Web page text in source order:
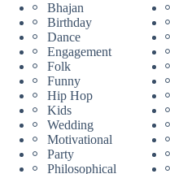
Bhajan
Birthday
Dance
Engagement
Folk
Funny
Hip Hop
Kids
Wedding
Motivational
Party
Philosophical